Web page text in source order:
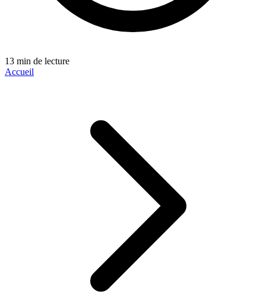
13 min de lecture
Accueil